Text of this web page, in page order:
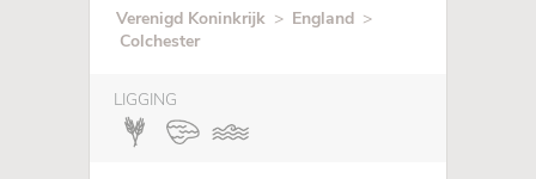
Verenigd Koninkrijk > England >
Colchester
LIGGING